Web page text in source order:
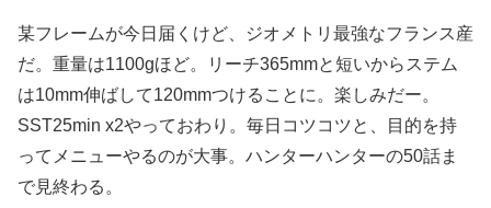
某フレームが今日届くけど、ジオメトリ最強なフランス産
だ。重量は1100gほど。リーチ365mmと短いからステム
は10mm伸ばして120mmつけることに。楽しみだー。
SST25min x2やっておわり。毎日コツコツと、目的を持
ってメニューやるのが大事。ハンターハンターの50話ま
で見終わる。